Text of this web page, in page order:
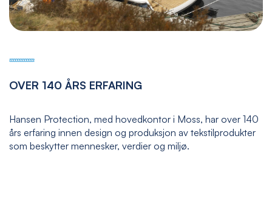
OVER 140 ÅRS ERFARING
Hansen Protection, med hovedkontor i Moss, har over 140
års erfaring innen design og produksjon av tekstilprodukter
som beskytter mennesker, verdier og miljø.